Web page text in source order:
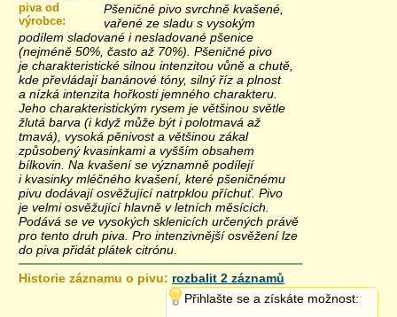
piva od
výrobce:
Pšeničné pivo svrchně kvašené,
vařené ze sladu s vysokým
podílem sladované i nesladované pšenice
(nejméně 50%, často až 70%). Pšeničné pivo
je charakteristické silnou intenzitou vůně a chutě,
kde převládají banánové tóny, silný říz a plnost
a nízká intenzita hořkosti jemného charakteru.
Jeho charakteristickým rysem je většinou světle
žlutá barva (i když může být i polotmavá až
tmavá), vysoká pěnivost a většinou zákal
způsobený kvasinkami a vyšším obsahem
bílkovin. Na kvašení se významně podílejí
i kvasinky mléčného kvašení, které pšeničnému
pivu dodávají osvěžující natrpklou příchuť. Pivo
je velmi osvěžující hlavně v letních měsících.
Podává se ve vysokých sklenicích určených právě
pro tento druh piva. Pro intenzivnější osvěžení lze
do piva přidát plátek citrónu.
Historie záznamu o pivu: rozbalit 2 záznamů
Přihlašte se a získáte možnost: